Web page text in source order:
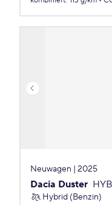
Neuwagen | 2025
Dacia Duster
Hybrid (Benzin)